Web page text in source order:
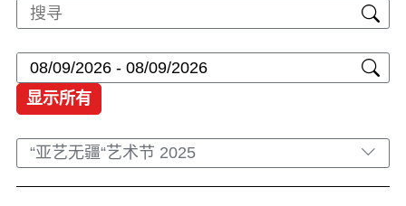
显示所有
“亚艺无疆“艺术节 2025